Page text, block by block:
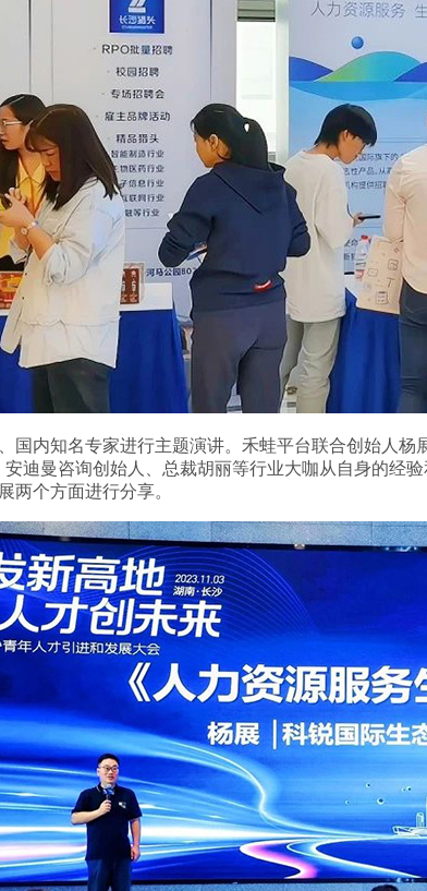
国内知名专家进行主题演讲。禾蛙平台联合创始人
安迪曼咨询创始人、总裁胡丽等行业大咖从自身的经
两个方面进行分享。